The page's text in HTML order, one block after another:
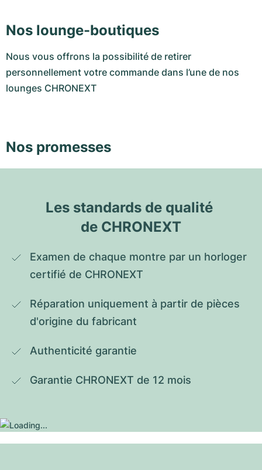
Nos lounge-boutiques
Nous vous offrons la possibilité de retirer
personnellement votre commande dans l’une de nos
lounges CHRONEXT
Nos promesses
Les standards de qualité
de CHRONEXT
Examen de chaque montre par un horloger
certifié de CHRONEXT
Réparation uniquement à partir de pièces
d'origine du fabricant
Authenticité garantie
Garantie CHRONEXT de 12 mois